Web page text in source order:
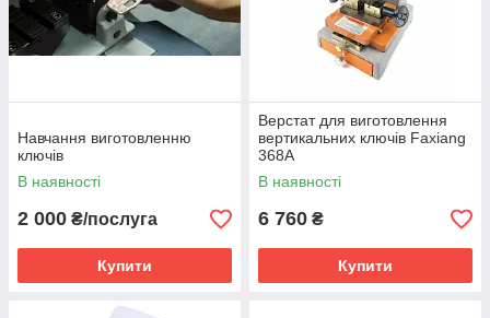
Навчання виготовленню
ключів
В наявності
2 000 ₴/послуга
Купити
Верстат для виготовлення
вертикальних ключів Faxiang
368A
В наявності
6 760 ₴
Купити